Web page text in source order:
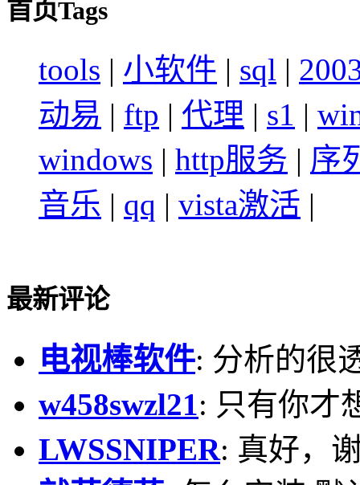
首页Tags
tools | 小软件 | sql |
动易 | ftp | 代理 | s1 |
windows | http服务 | 序
音乐 | qq | vista激活 |
最新评论
电视棒软件: 分析的很
w458swzl21 : 只有你才
LWSSNIPER: 真好，